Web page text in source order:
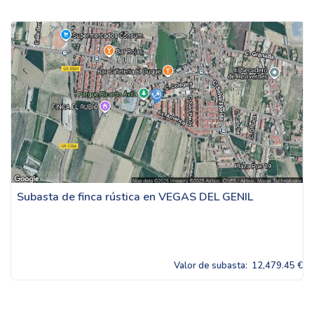
Subasta de finca rústica en VEGAS DEL GENIL
Valor de subasta: 12,479.45 €